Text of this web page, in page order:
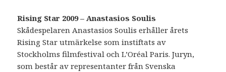
Rising Star 2009 – Anastasios Soulis
Skådespelaren Anastasios Soulis erhåller årets
Rising Star utmärkelse som instiftats av
Stockholms filmfestival och L’Oréal Paris. Juryn,
som består av representanter från Svenska